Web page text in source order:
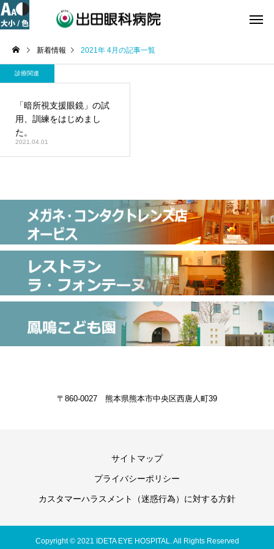
新着情報 2021年 4月の記事一覧
診療関連
「暗所視支援眼鏡」の試
用、訓練をはじめまし
た。
2021.04.01
〒860-0027 熊本県熊本市中央区西唐人町39
サイトマップ
プライバシーポリシー
カスタマーハラスメント（迷惑行為）に対する方針
Copyright © 2021 IDETA EYE HOSPITAL. All Rights Reserved